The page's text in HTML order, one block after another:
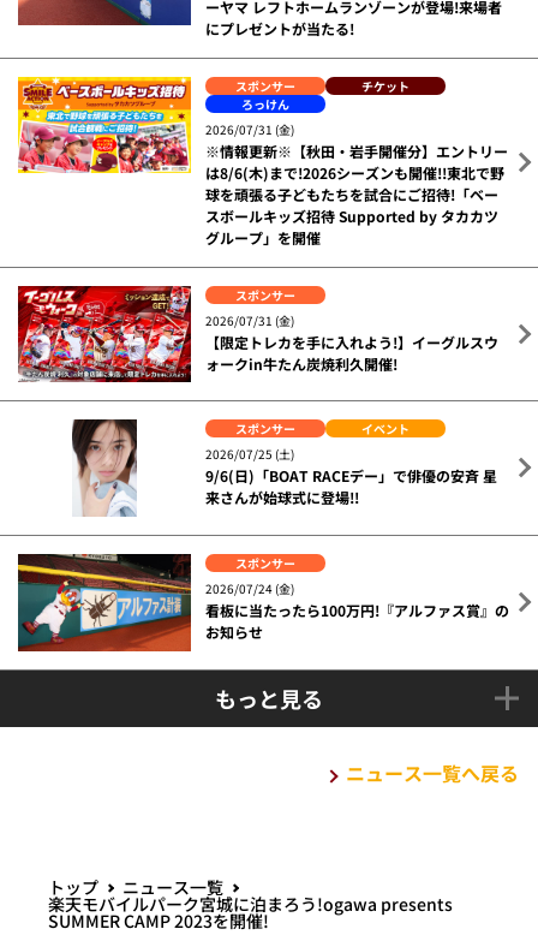
ーヤマ レフトホームランゾーンが登場!来場者
にプレゼントが当たる!
スポンサー
チケット
ろっけん
2026/07/31 (金)
※情報更新※【秋田・岩手開催分】エントリー
は8/6(木)まで!2026シーズンも開催!!東北で野
球を頑張る子どもたちを試合にご招待!「ベー
スボールキッズ招待 Supported by タカカツ
グループ」を開催
スポンサー
2026/07/31 (金)
【限定トレカを手に入れよう!】イーグルスウ
ォークin牛たん炭焼利久開催!
スポンサー
イベント
2026/07/25 (土)
9/6(日)「BOAT RACEデー」で俳優の安斉 星
来さんが始球式に登場!!
スポンサー
2026/07/24 (金)
看板に当たったら100万円!『アルファス賞』の
お知らせ
もっと見る
ニュース一覧へ戻る
トップ ニュース一覧
楽天モバイルパーク宮城に泊まろう!ogawa presents
SUMMER CAMP 2023を開催!